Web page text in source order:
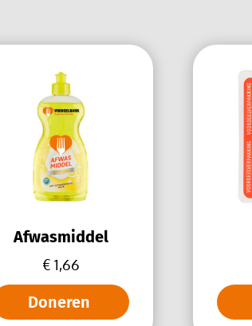
Afwasmiddel
€ 1,66
Doneren